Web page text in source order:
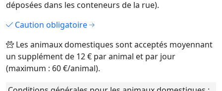
déposées dans les conteneurs de la rue).
Caution obligatoire
Les animaux domestiques sont acceptés moyennant
un supplément de 12 € par animal et par jour
(maximum : 60 €/animal).